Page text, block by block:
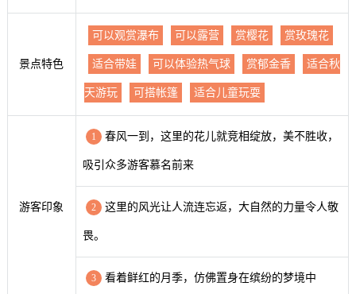
景点特色
可以观赏瀑布 可以露营 赏樱花 赏玫瑰花
适合带娃 可以体验热气球 赏郁金香 适合秋
天游玩 可搭帐篷 适合儿童玩耍
游客印象
1 春风一到，这里的花儿就竞相绽放，美不胜收，
吸引众多游客慕名前来
2 这里的风光让人流连忘返，大自然的力量令人敬
畏。
3 看着鲜红的月季，仿佛置身在缤纷的梦境中